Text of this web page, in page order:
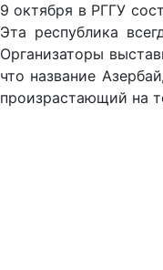
9 октября в РГГУ
Эта республика
Организаторы
что название
произрастающий на